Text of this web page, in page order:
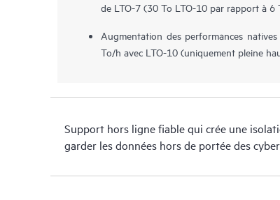
de LTO-7 (30 To LTO-10 par rapport à 6
Augmentation des performances
To/h avec LTO-10 (uniquement pleine
Support hors ligne fiable qui crée une
garder les données hors de portée des